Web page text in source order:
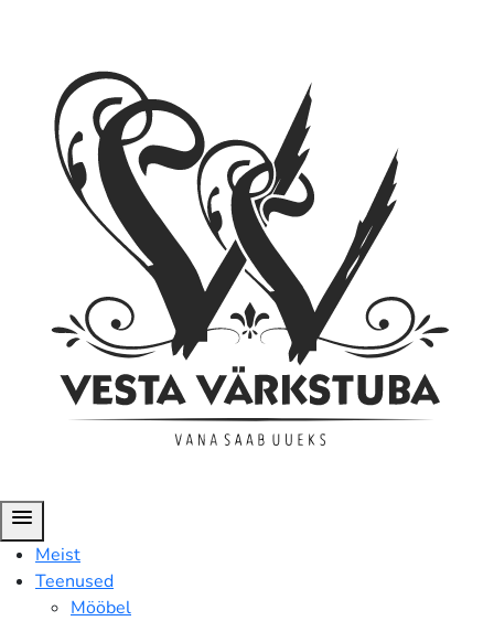
menu
Meist
Teenused
Mööbel